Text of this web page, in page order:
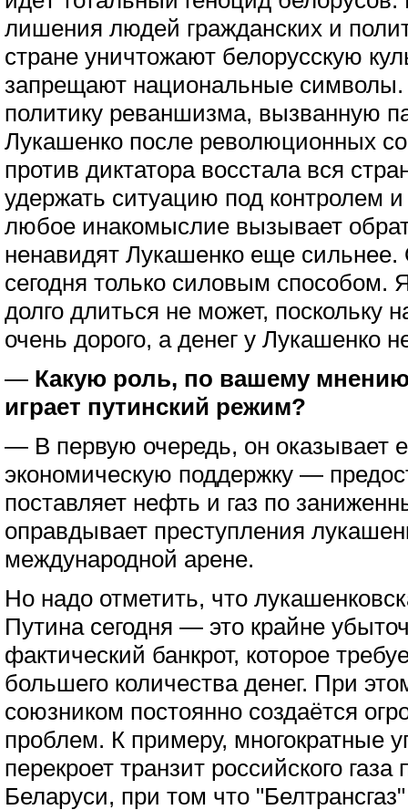
лишения людей гражданских и
стране уничтожают белорусскую
запрещают национальные
политику реваншизма, вызванную
Лукашенко после революционных
против диктатора восстала вся
удержать ситуацию под контролем
любое инакомыслие вызывает
ненавидят Лукашенко еще сильнее.
сегодня только силовым способом.
долго длиться не может, поскольку
очень дорого, а денег у Лукашенко
— Какую роль, по вашему
играет путинский режим?
— В первую очередь, он оказывает
экономическую поддержку —
поставляет нефть и газ по
оправдывает преступления
международной арене.
Но надо отметить, что
Путина сегодня — это крайне
фактический банкрот, которое
большего количества денег. При
союзником постоянно создаётся
проблем. К примеру, многократные
перекроет транзит российского газа
Беларуси, при том что